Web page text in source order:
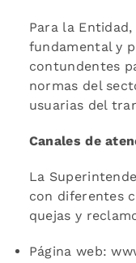
Para la
fundamental y
contundentes
normas del
usuarias del
Canales de
La
con diferentes
quejas y
Página web: